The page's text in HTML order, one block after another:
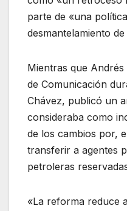
parte de «una
desmantelamiento
Mientras que
de Comunicación
Chávez, publicó un
consideraba como
de los cambios por,
transferir a agentes
petroleras
«La reforma reduce